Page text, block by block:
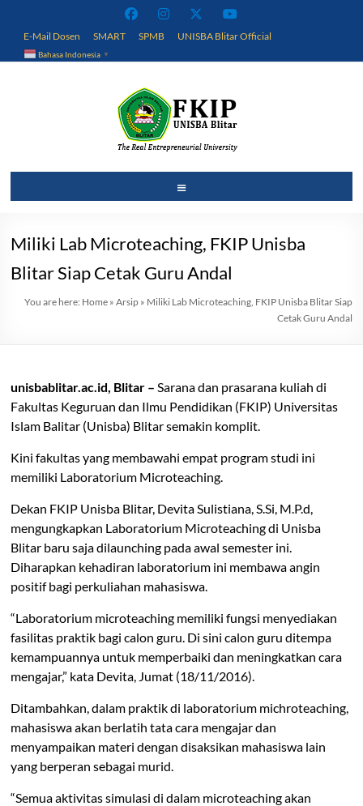
contentE-Mail Dosen SMART SPMB UNISBA Blitar Official
Bahasa Indonesia ▼
dan
Ilmu
Pendidikan
Menu
Miliki Lab Microteaching, FKIP Unisba
Blitar Siap Cetak Guru Andal
You are here: Home» Arsip» Miliki Lab Microteaching, FKIP Unisba Blitar Siap
Cetak Guru Andal
unisbablitar.ac.id, Blitar –Sarana dan prasarana kuliah di
Fakultas Keguruan dan Ilmu Pendidikan (FKIP) Universitas
Islam Balitar (Unisba) Blitar semakin komplit.
Kini fakultas yang membawahi empat program studi ini
memiliki Laboratorium Microteaching.
Dekan FKIP Unisba Blitar, Devita Sulistiana, S.Si, M.P.d,
mengungkapkan Laboratorium Microteaching di Unisba
Blitar baru saja dilaunching pada awal semester ini.
Diharapkan kehadiran laboratorium ini membawa angin
positif bagi perkuliahan mahasiswa.
“Laboratorium microteaching memiliki fungsi menyediakan
fasilitas praktik bagi calon guru. Di sini calon guru ditempa
kemampuannya untuk memperbaiki dan meningkatkan cara
mengajar,” kata Devita, Jumat (18/11/2016).
Ditambahkan, dalam praktik di laboratorium michroteaching,
mahasiswa akan berlatih tata cara mengajar dan
menyampaikan materi dengan disaksikan mahasiswa lain
yang berperan sebagai murid.
“Semua aktivitas simulasi di dalam microteaching akan